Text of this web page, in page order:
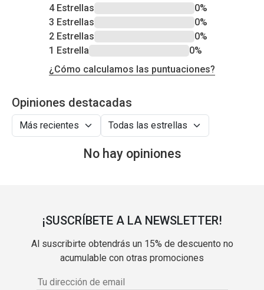
4 Estrellas
0%
3 Estrellas
0%
2 Estrellas
0%
1 Estrella
0%
¿Cómo calculamos las puntuaciones?
Opiniones destacadas
No hay opiniones
¡SUSCRÍBETE A LA NEWSLETTER!
Al suscribirte obtendrás un 15% de descuento no
acumulable con otras promociones